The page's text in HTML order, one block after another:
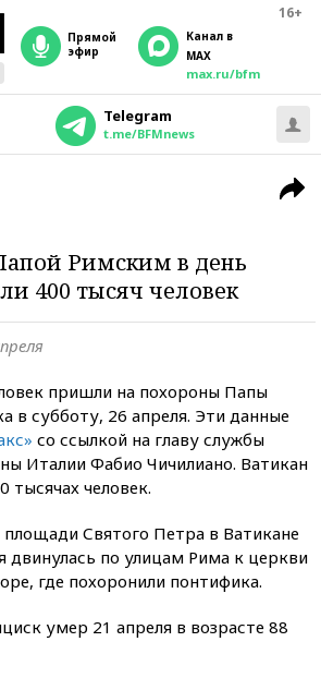
16+
прямой
эфир
Канал в
MAX
max.ru/bfm
Telegram
t.me/BFMnews
Римским в день
400 тысяч человек
пришли на похороны Папы
в субботу, 26 апреля. Эти данные
со ссылкой на главу службы
Италии Фабио Чичилиано. Ватикан
тысячах человек.
площади Святого Петра в Ватикане
двинулась по улицам Рима к церкви
где похоронили понтифика.
умер 21 апреля в возрасте 88